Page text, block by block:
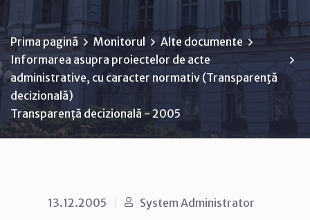
Prima pagină Monitorul
Alte documente
Informarea asupra proiectelor de acte
administrative, cu caracter normativ (Transparenţă
decizională)
Transparență decizională - 2005
13.12.2005 System Administrator